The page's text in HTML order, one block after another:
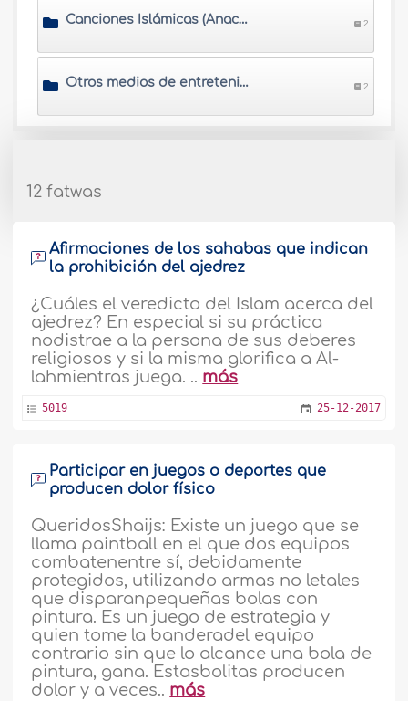
Canciones Islámicas (Anachid) 2
Otros medios de entretenimiento 2
12 fatwas
Afirmaciones de los sahabas que indican
la prohibición del ajedrez
¿Cuáles el veredicto del Islam acerca del
ajedrez? En especial si su práctica
nodistrae a la persona de sus deberes
religiosos y si la misma glorifica a Al-
lahmientras juega. .. más
5019 25-12-2017
Participar en juegos o deportes que
producen dolor físico
QueridosShaijs: Existe un juego que se
llama paintball en el que dos equipos
combatenentre sí, debidamente
protegidos, utilizando armas no letales
que disparanpequeñas bolas con
pintura. Es un juego de estrategia y
quien tome la banderadel equipo
contrario sin que lo alcance una bola de
pintura, gana. Estasbolitas producen
dolor y a veces.. más